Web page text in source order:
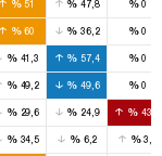
%51 % 47,8 %0
%60 % 36,2 %0
%41,3 % 57,4 %0
%49,2 % 49,6 %0
%29,6 % 24,9 % 43,2
%34,5 %6,2 %3,2